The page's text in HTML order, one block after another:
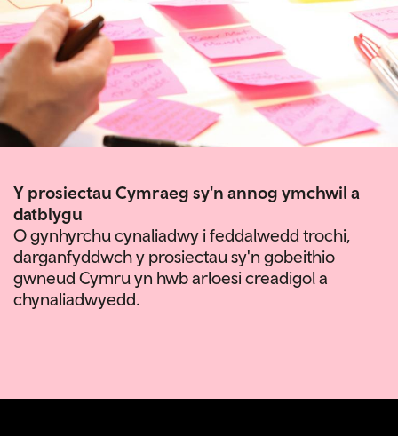
Y prosiectau Cymraeg sy'n annog ymchwil a
datblygu
O gynhyrchu cynaliadwy i feddalwedd trochi,
darganfyddwch y prosiectau sy'n gobeithio
gwneud Cymru yn hwb arloesi creadigol a
chynaliadwyedd.